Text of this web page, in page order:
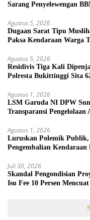
Sarang Penyelewengan
Agustus 5, 2026
Dugaan Sarat Tipu
Paksa Kendaraan Warga
Agustus 5, 2026
Residivis Tiga Kali
Polresta Bukittinggi Sita
Agustus 1, 2026
LSM Garuda NI DPW
Transparansi Pengelolaan
Agustus 1, 2026
Luruskan Polemik Publik,
Pengembalian
Juli 30, 2026
Skandal Pengondisian
Isu Fee 10 Persen Mencuat